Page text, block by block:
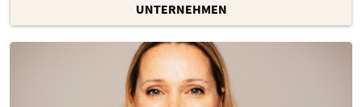
UNTERNEHMEN